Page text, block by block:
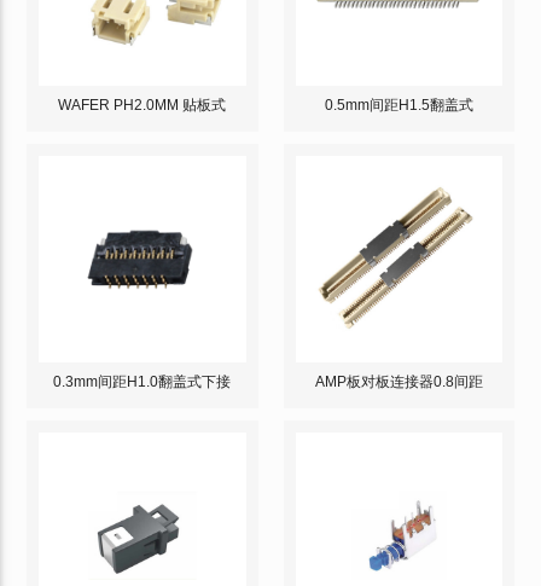
WAFER PH2.0MM 贴板式 0.5mm间距H1.5翻盖式
0.3mm间距H1.0翻盖式下接 AMP板对板连接器0.8间距